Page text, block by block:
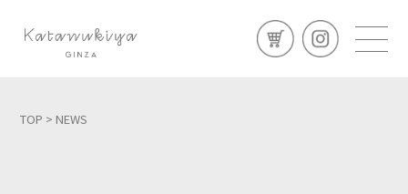
TOP > NEWS